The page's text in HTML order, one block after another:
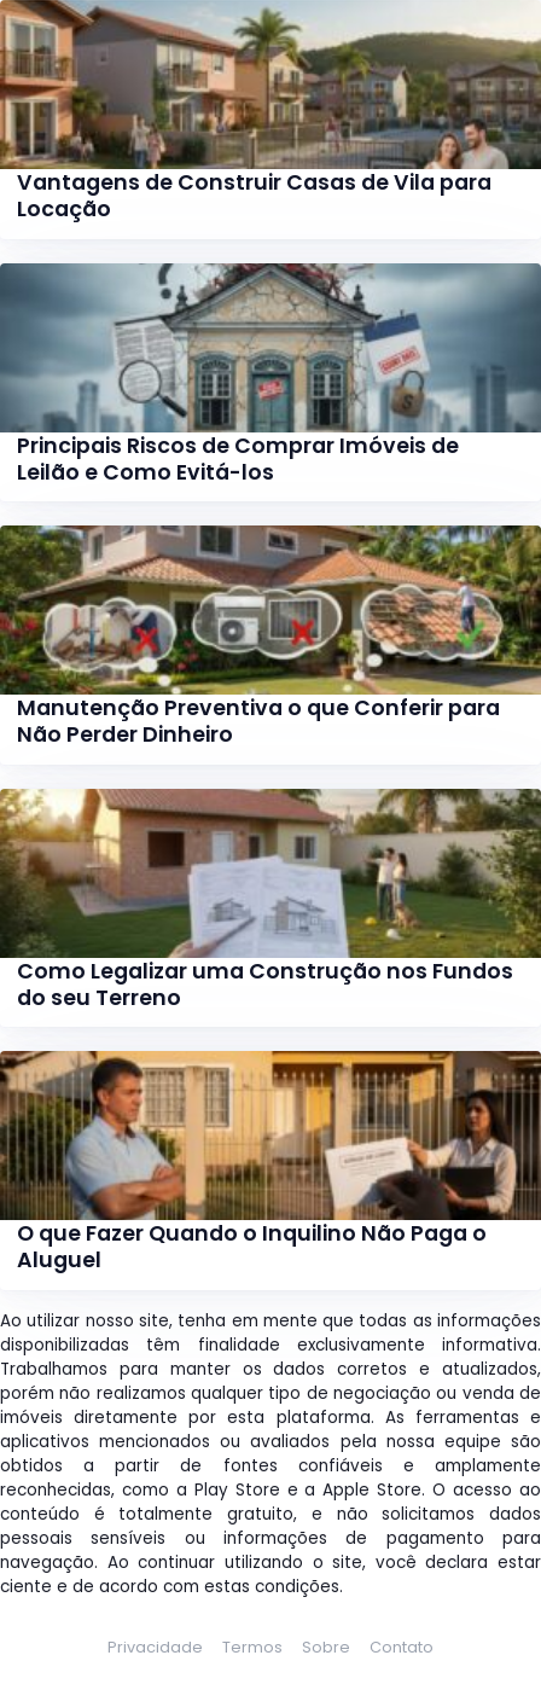
Vantagens de Construir Casas de Vila para
Locação
Principais Riscos de Comprar Imóveis de
Leilão e Como Evitá-los
Manutenção Preventiva o que Conferir para
Não Perder Dinheiro
Como Legalizar uma Construção nos Fundos
do seu Terreno
O que Fazer Quando o Inquilino Não Paga o
Aluguel
Ao utilizar nosso site, tenha em mente que todas as informações
disponibilizadas têm finalidade exclusivamente informativa.
Trabalhamos para manter os dados corretos e atualizados,
porém não realizamos qualquer tipo de negociação ou venda de
imóveis diretamente por esta plataforma. As ferramentas e
aplicativos mencionados ou avaliados pela nossa equipe são
obtidos a partir de fontes confiáveis e amplamente
reconhecidas, como a Play Store e a Apple Store. O acesso ao
conteúdo é totalmente gratuito, e não solicitamos dados
pessoais sensíveis ou informações de pagamento para
navegação. Ao continuar utilizando o site, você declara estar
ciente e de acordo com estas condições.
Privacidade Termos Sobre Contato